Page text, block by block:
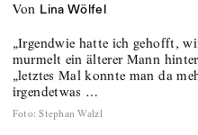
von Lina Wölfel
„Irgendwie hatte ich gehofft,
murmelt ein älterer Mann
„letztes Mal konnte man da
irgendetwas …
Foto: Stephan Walzl